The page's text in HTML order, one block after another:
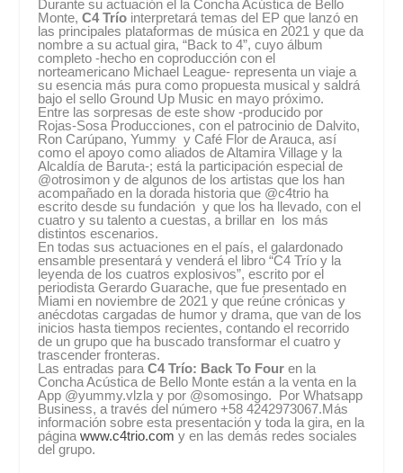
Durante su actuación el la Concha Acústica de Bello
Monte,C4 Trío interpretará temas del EP que lanzó en
las principales plataformas de música en 2021 y que da
nombre a su actual gira, “Back to 4”, cuyo álbum
completo -hecho en coproducción con el
norteamericano Michael League- representa un viaje a
su esencia más pura como propuesta musical y saldrá
bajo el sello Ground Up Music en mayo próximo.
Entre las sorpresas de este show -producido por
Rojas-Sosa Producciones, con el patrocinio de Dalvito,
Ron Carúpano, Yummy y Café Flor de Arauca, así
como el apoyo como aliados de Altamira Village y la
Alcaldía de Baruta-; está la participación especial de
@otrosimon y de algunos de los artistas que los han
acompañado en la dorada historia que @c4trio ha
escrito desde su fundación y que los ha llevado, con el
cuatro y su talento a cuestas, a brillar en los más
distintos escenarios.
En todas sus actuaciones en el país, el galardonado
ensamble presentará y venderá el libro “C4 Trío y la
leyenda de los cuatros explosivos”, escrito por el
periodista Gerardo Guarache, que fue presentado en
Miami en noviembre de 2021 y que reúne crónicas y
anécdotas cargadas de humor y drama, que van de los
inicios hasta tiempos recientes, contando el recorrido
de un grupo que ha buscado transformar el cuatro y
trascender fronteras.
Las entradas paraC4 Trío: Back To Fouren la
Concha Acústica de Bello Monte están a la venta en la
App @yummy.vlzla y por @somosingo. Por Whatsapp
Business, a través del número +58 4242973067.Más
información sobre esta presentación y toda la gira, en la
páginawww.c4trio.com y en las demás redes sociales
del grupo.